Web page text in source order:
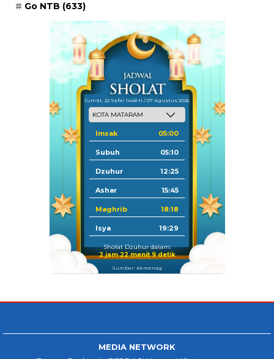
Go NTB (633)
Jum'at, 22 Safar 1448 H / 07 Agustus 2026
Imsak 05:00
Subuh 05:10
Dzuhur 12:25
Ashar 15:45
Maghrib 18:18
Isya 19:29
Sholat Dzuhur dalam:
2 jam 22 menit 8 detik
Sumber: Kemenag
MEDIA NETWORK